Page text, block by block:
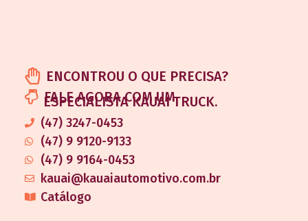
ENCONTROU O QUE PRECISA?
FALE AGORA COM UM
ESPECIALISTA KAUAI TRUCK.
(47) 3247-0453
(47) 9 9120-9133
(47) 9 9164-0453
kauai@kauaiautomotivo.com.br
Catálogo